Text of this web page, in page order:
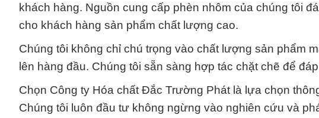
khách hàng. Nguồn cung cấp phèn nhôm của chúng tôi
cho khách hàng sản phẩm chất lượng cao.
Chúng tôi không chỉ chú trọng vào chất lượng sản phẩm
lên hàng đầu. Chúng tôi sẵn sàng hợp tác chặt chẽ để
Chọn Công ty Hóa chất Đắc Trường Phát là lựa chọn
Chúng tôi luôn đầu tư không ngừng vào nghiên cứu và